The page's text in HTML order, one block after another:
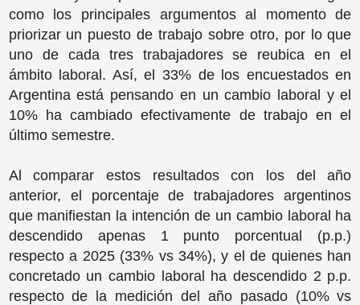
como los principales argumentos al momento de
priorizar un puesto de trabajo sobre otro, por lo que
uno de cada tres trabajadores se reubica en el
ámbito laboral. Así, el 33% de los encuestados en
Argentina está pensando en un cambio laboral y el
10% ha cambiado efectivamente de trabajo en el
último semestre.
Al comparar estos resultados con los del año
anterior, el porcentaje de trabajadores argentinos
que manifiestan la intención de un cambio laboral ha
descendido apenas 1 punto porcentual (p.p.)
respecto a 2025 (33% vs 34%), y el de quienes han
concretado un cambio laboral ha descendido 2 p.p.
respecto de la medición del año pasado (10% vs